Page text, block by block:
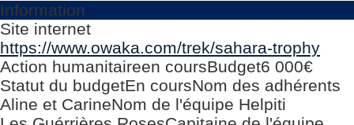
Information
Site internet
https://www.owaka.com/trek/sahara-trophy
Action humanitaireen coursBudget6 000€
Statut du budgetEn coursNom des adhérents
Aline et CarineNom de l'équipe Helpiti